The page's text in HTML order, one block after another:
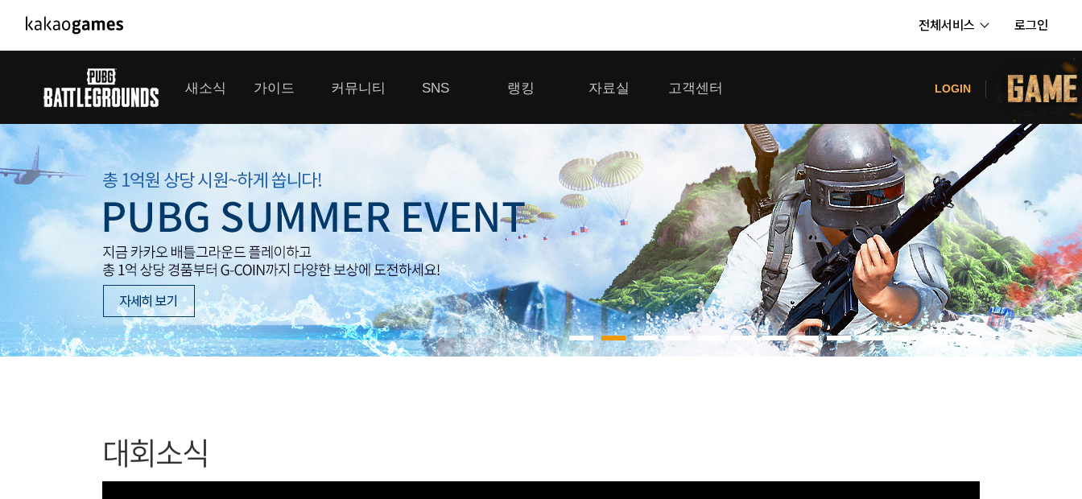
전체서비스 로그인
PC/모바일게임
도깨비의세계
오딘: 발할라 라이징
아키에이지 워
아레스 : 라이즈 오브 가디언즈
배틀그라운드
패스 오브 엑자일
우마무스메 프리티 더비
가디언 테일즈
프린세스 커넥트 Re:Dive
프렌즈팝콘
내정보
보안센터
고객센터
공지사항
카카오게임즈 PC방
게임코인
게임시간선택제
새소식
공지사항
GM소식
이벤트
업데이트
대회소식
가이드
게임 가이드
커뮤니티
미디어 게시판
클랜 라운지
모집 게시판
SNS
톡채널
랭킹
클랜 생존 리더보드
내 전적 히스토리
자료실
다운로드
고객센터
이용제한 이의신청
보안센터
LOGIN
대회소식